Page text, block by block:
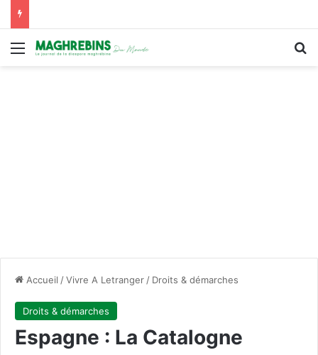
Menu
Accueil /Vivre A Letranger / Droits & démarches
Droits & démarches
Espagne : La Catalogne